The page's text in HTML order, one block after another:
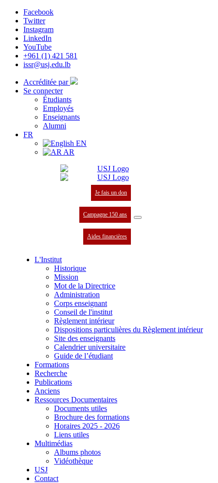
Facebook
Twitter
Instagram
LinkedIn
YouTube
+961 (1) 421 581
issr@usj.edu.lb
Accréditée par
Se connecter
Étudiants
Employés
Enseignants
Alumni
FR
EN
AR
Je fais un don
Campagne 150 ans
Aides financières
L'Institut
Historique
Mission
Mot de la Directrice
Administration
Corps enseignant
Conseil de l'institut
Règlement intérieur
Dispositions particulières du Règlement intérieur
Site des enseignants
Calendrier universitaire
Guide de l’étudiant
Formations
Recherche
Publications
Anciens
Ressources Documentaires
Documents utiles
Brochure des formations
Horaires 2025 - 2026
Liens utiles
Multimédias
Albums photos
Vidéothèque
USJ
Contact